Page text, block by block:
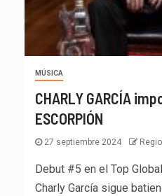
MÚSICA
CHARLY GARCÍA
ESCORPIÓN
27 septiembre 2024
Debut #5 en el Top
Charly García sigue